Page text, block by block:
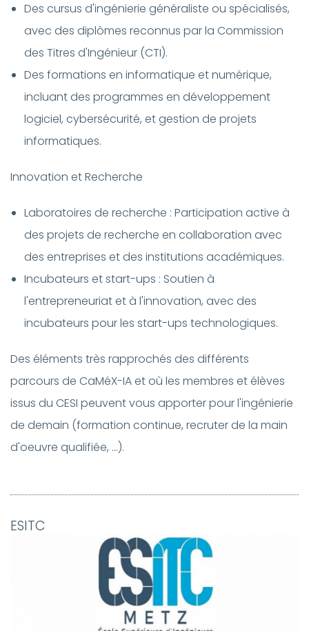
Des cursus d'ingénierie généraliste ou spécialisés,
avec des diplômes reconnus par la Commission
des Titres d'Ingénieur (CTI).
Des formations en informatique et numérique,
incluant des programmes en développement
logiciel, cybersécurité, et gestion de projets
informatiques.
Innovation et Recherche
Laboratoires de recherche : Participation active à
des projets de recherche en collaboration avec
des entreprises et des institutions académiques.
Incubateurs et start-ups : Soutien à
l'entrepreneuriat et à l'innovation, avec des
incubateurs pour les start-ups technologiques.
Des éléments très rapprochés des différents
parcours de CaMéX-IA et où les membres et élèves
issus du CESI peuvent vous apporter pour l'ingénierie
de demain (formation continue, recruter de la main
d'oeuvre qualifiée, ...).
ESITC